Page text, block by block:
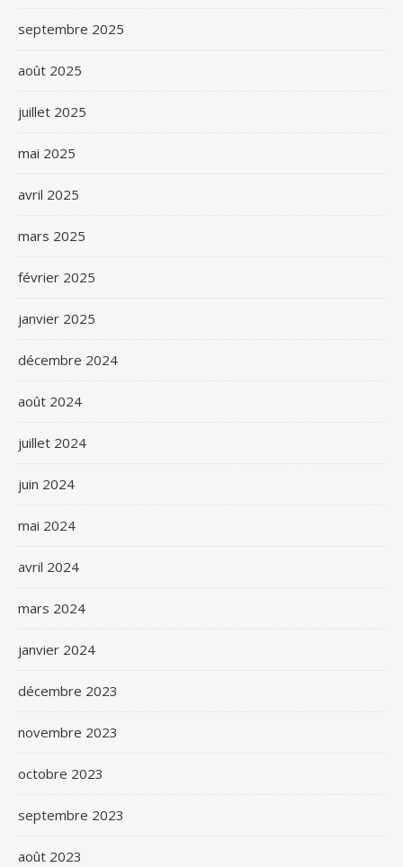
septembre 2025
août 2025
juillet 2025
mai 2025
avril 2025
mars 2025
février 2025
janvier 2025
décembre 2024
août 2024
juillet 2024
juin 2024
mai 2024
avril 2024
mars 2024
janvier 2024
décembre 2023
novembre 2023
octobre 2023
septembre 2023
août 2023